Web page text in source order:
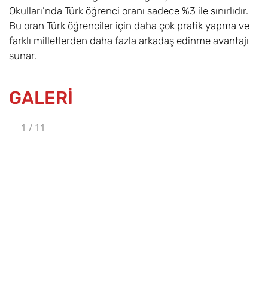
Okulları’nda Türk öğrenci oranı sadece %3 ile sınırlıdır.
Bu oran Türk öğrenciler için daha çok pratik yapma ve
farklı milletlerden daha fazla arkadaş edinme avantajı
sunar.
GALERİ
1 / 11